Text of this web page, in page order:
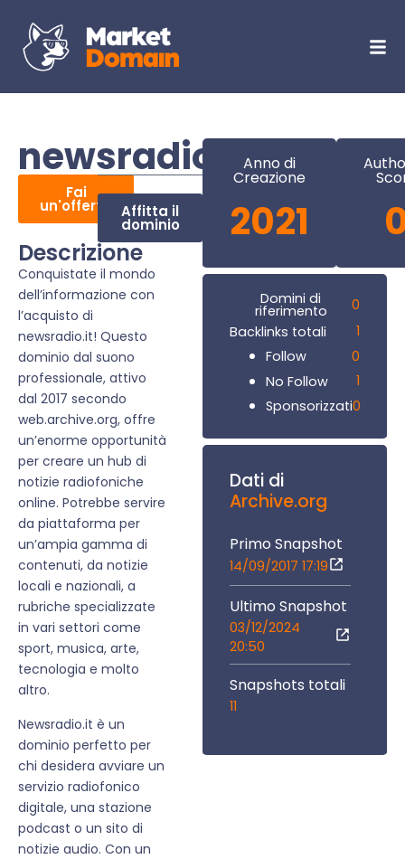
newsradio.it
Fai
un'offerta Affitta il
dominio
Descrizione
Conquistate il mondo
dell’informazione con
l’acquisto di
newsradio.it! Questo
dominio dal suono
professionale, attivo
dal 2017 secondo
web.archive.org, offre
un’enorme opportunità
per creare un hub di
notizie radiofoniche
online. Potrebbe servire
da piattaforma per
un’ampia gamma di
contenuti, da notizie
locali e nazionali, a
rubriche specializzate
in vari settori come
sport, musica, arte,
tecnologia e molto
altro.
Newsradio.it è un
dominio perfetto per
chi desidera avviare un
servizio radiofonico
digitale, una stazione
podcast o un sito di
notizie audio. Con un
Anno di
Creazione
2021
Domini di
riferimento
0
Backlinks totali
1
Follow
0
No Follow
1
Sponsorizzati0
Dati di
Archive.org
Primo Snapshot
14/09/2017 17:19
Ultimo Snapshot
03/12/2024
20:50
Snapshots totali
11